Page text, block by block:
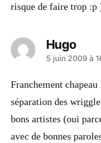
risque de faire trop :p
Hugo
a
dit :
5 juin 2009 à
Franchement
séparation des
bons artistes (oui
avec de bonnes